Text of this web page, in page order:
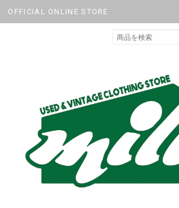
OFFICIAL ONLINE STORE